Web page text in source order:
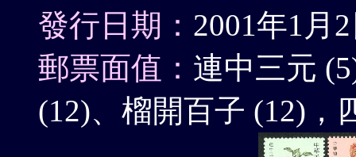
發行日期： 2001年1月
郵票面值： 連中三元
(12)、榴開百子 (12)，